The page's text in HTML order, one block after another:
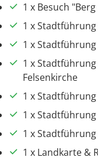
1 x Besuch
1 x Stadtführung
1 x Stadtführung
1 x
Felsenkirche
1 x Stadtführung
1 x
1 x
1 x Landkarte &